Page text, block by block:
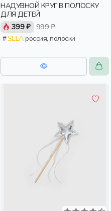
НАДУВНОЙ КРУГ В ПОЛОСКУ
ДЛЯ ДЕТЕЙ
399 ₽ 999 ₽
SELAроссия, полоски